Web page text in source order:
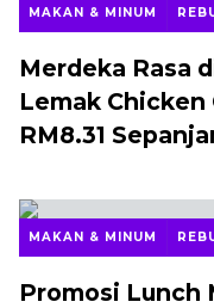
MAKAN & MINUM
Merdeka Rasa
Lemak Chicken
RM8.31
MAKAN & MINUM
Promosi Lunch